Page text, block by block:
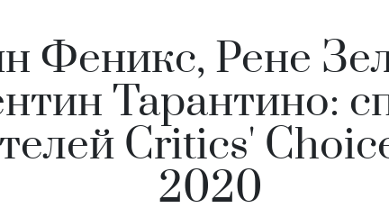
Феникс, Рене
Тарантино:
Critics'
2020